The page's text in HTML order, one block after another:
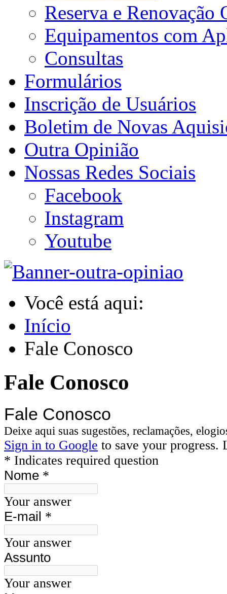
Reserva e Renovação
Equipamentos com
Consultas
Formulários
Inscrição de Usuários
Boletim de Novas
Outra Opinião
Nossas Redes Sociais
Facebook
Instagram
Youtube
Você está aqui:
Início
Fale Conosco
Fale Conosco